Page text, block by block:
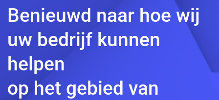
Benieuwd naar hoe wij
uw bedrijf kunnen
helpen
op het gebied van